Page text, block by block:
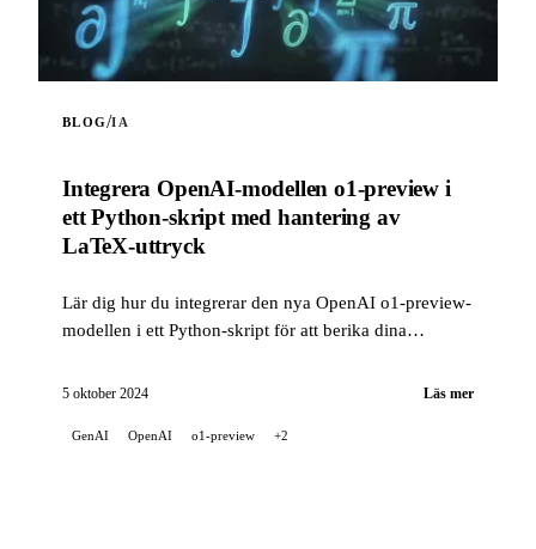
BLOG/IA
Integrera OpenAI-modellen o1-preview i
ett Python-skript med hantering av
LaTeX-uttryck
Lär dig hur du integrerar den nya OpenAI o1-preview-
modellen i ett Python-skript för att berika dina
OpenAI:s API...
5 oktober 2024 Läs mer
GenAI OpenAI o1-preview +2